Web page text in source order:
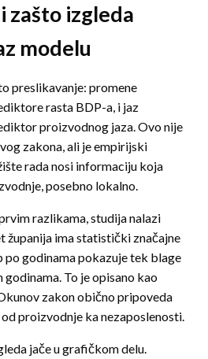
zašto izgleda
modelu
preslikavanje: promene
rasta BDP-a, i jaz
proizvodnog jaza. Ovo nije
zakona, ali je empirijski
rada nosi informaciju koja
posebno lokalno.
razlikama, studija nalazi
županija ima statistički značajne
po godinama pokazuje tek blage
godinama. To je opisano kao
zakon obično pripoveda
proizvodnje ka nezaposlenosti.
jače u grafičkom delu.